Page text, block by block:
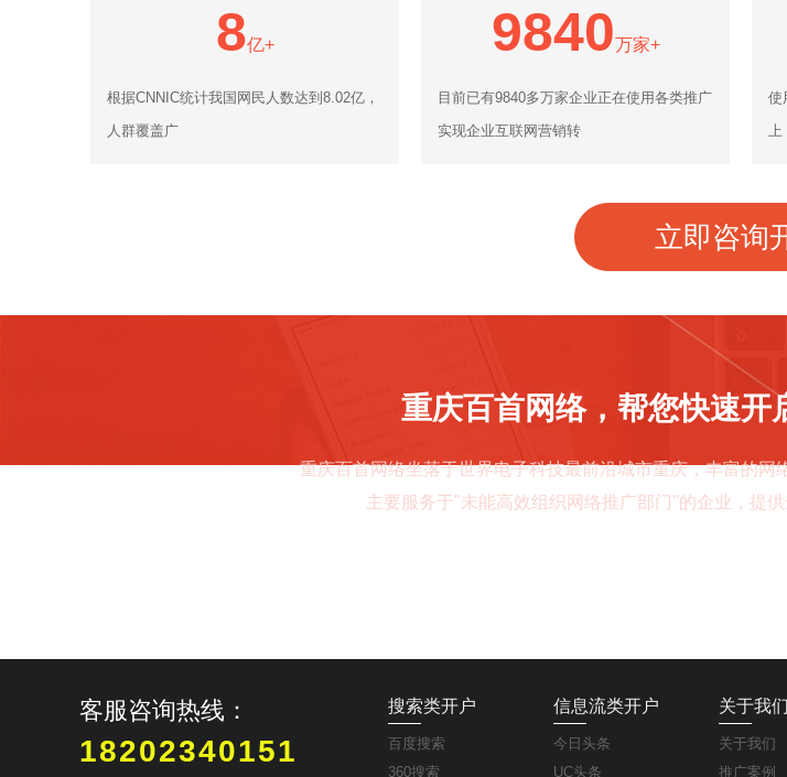
8亿+
根据CNNIC统计我国网民人数达到8.02亿，
人群覆盖广
9840万家+
目前已有9840多万家企业正在使用各类推广
实现企业互联网营销转
使
上
立即咨询
重庆百首网络，帮您快速开
重庆百首网络坐落于世界电子科技最前沿城市重庆，丰富的
主要服务于"未能高效组织网络推广部门"的企业，提
客服咨询热线：
18202340151
搜索类开户
百度搜索
360搜索
信息流类开户
今日头条
UC头条
关于我们
关于我们
推广案例